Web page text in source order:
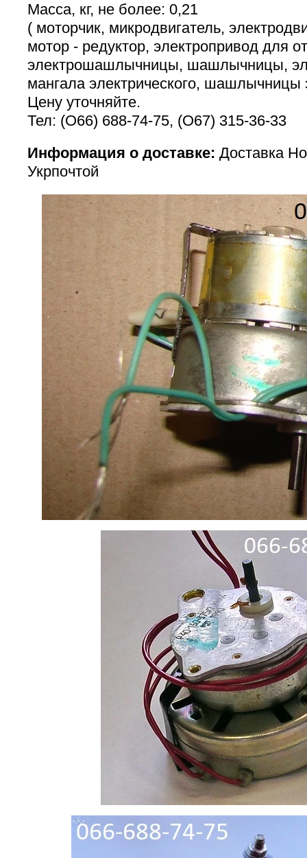
Масса, кг, не более: 0,21
( моторчик, микродвигатель,
мотор - редуктор, электропривод для
электрошашлычницы, шашлычницы,
мангала электрического, шашлычницы
Цену уточняйте.
Тел: (О66) 688-74-75, (О67) 315-36-33
Информация о доставке: Доставка
Укрпочтой